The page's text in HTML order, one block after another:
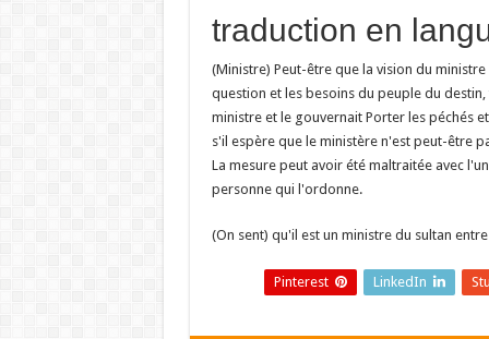
(Ministre) Peut-être que la vision du
question et les besoins du peuple du
ministre et le gouvernait Porter les péchés
s'il espère que le ministère n'est peut-être
La mesure peut avoir été maltraitée avec
personne qui l'ordonne.
(On sent) qu'il est un ministre du sultan
LinkedIn
Pinterest